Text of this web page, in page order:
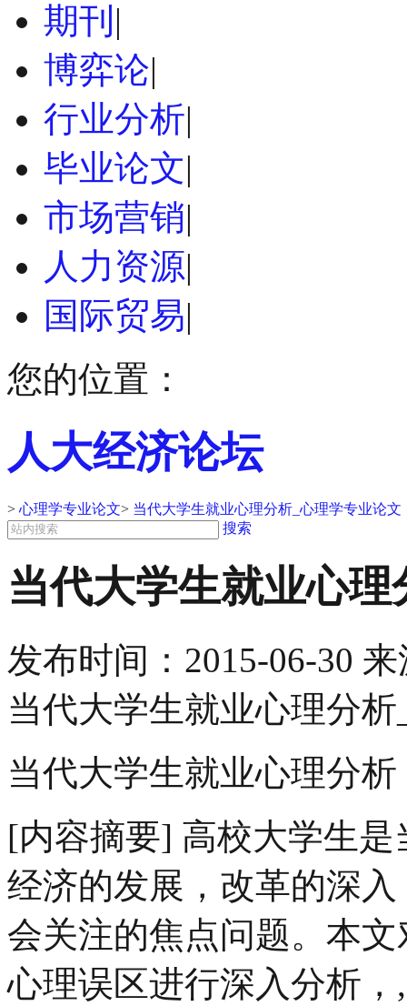
期刊 |
博弈论|
行业分析|
毕业论文|
市场营销|
人力资源|
国际贸易|
您的位置：
人大经济论坛
> 心理学专业论文> 当代大学生就业心理分析_心理学专业论文
搜索
当代大学生就业心
发布时间： 2015-06-30 来
当代大学生就业心理分
当代大学生就业心理分析
[内容摘要] 高校大学生
经济的发展，改革的深
会关注的焦点问题。本
心理误区进行深入分析